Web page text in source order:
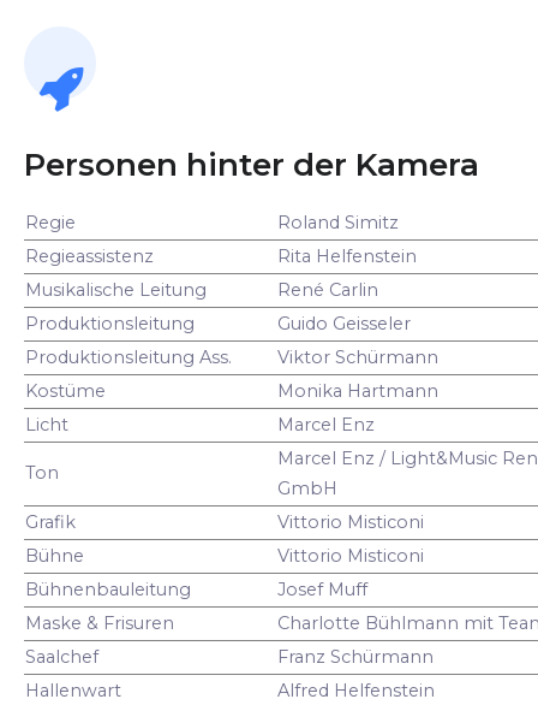
Personen hinter der Kamera
Regie
Roland Simitz
Regieassistenz
Rita Helfenstein
Musikalische Leitung
René Carlin
Produktionsleitung
Guido Geisseler
Produktionsleitung Ass.
Viktor Schürmann
Kostüme
Monika Hartmann
Licht
Marcel Enz
Ton
Marcel Enz / Light&Music
GmbH
Grafik
Vittorio Misticoni
Bühne
Vittorio Misticoni
Bühnenbauleitung
Josef Muff
Maske & Frisuren
Charlotte Bühlmann mit
Saalchef
Franz Schürmann
Hallenwart
Alfred Helfenstein